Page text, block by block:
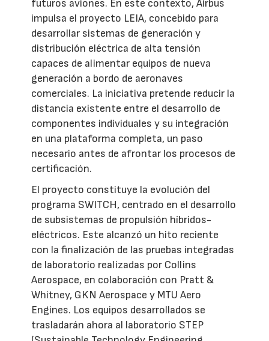
futuros aviones. En este contexto, Airbus
impulsa el proyecto LEIA, concebido para
desarrollar sistemas de generación y
distribución eléctrica de alta tensión
capaces de alimentar equipos de nueva
generación a bordo de aeronaves
comerciales. La iniciativa pretende reducir la
distancia existente entre el desarrollo de
componentes individuales y su integración
en una plataforma completa, un paso
necesario antes de afrontar los procesos de
certificación.
El proyecto constituye la evolución del
programa SWITCH, centrado en el desarrollo
de subsistemas de propulsión híbridos-
eléctricos. Este alcanzó un hito reciente
con la finalización de las pruebas integradas
de laboratorio realizadas por Collins
Aerospace, en colaboración con Pratt &
Whitney, GKN Aerospace y MTU Aero
Engines. Los equipos desarrollados se
trasladarán ahora al laboratorio STEP